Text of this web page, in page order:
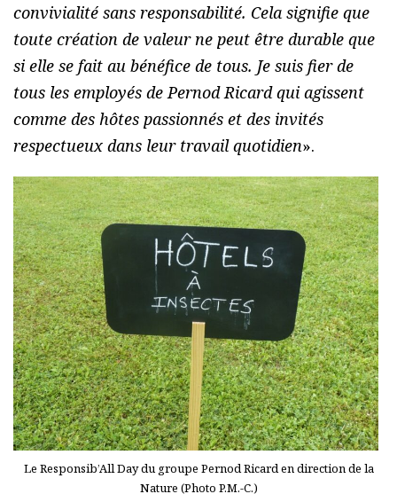
convivialité sans responsabilité. Cela signifie que
toute création de valeur ne peut être durable que
si elle se fait au bénéfice de tous. Je suis fier de
tous les employés de Pernod Ricard qui agissent
comme des hôtes passionnés et des invités
respectueux dans leur travail quotidien».
Le Responsib’All Day du groupe Pernod Ricard en direction de la
Nature (Photo P.M.-C.)